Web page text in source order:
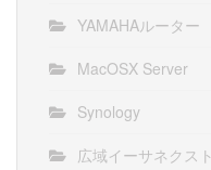
YAMAHAルーター
MacOSX Server
Synology
広域イーサネクスト